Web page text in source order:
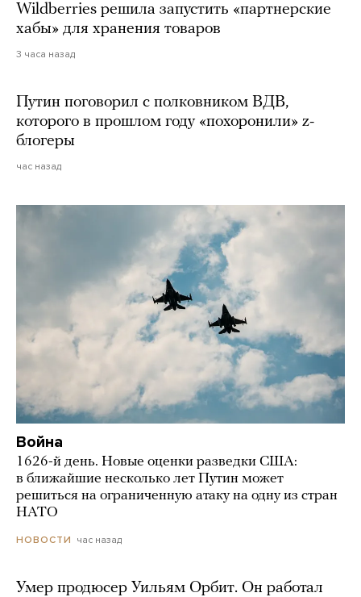
Wildberries решила запустить «партнерские
хабы» для хранения товаров
3 часа назад
Путин поговорил с полковником ВДВ,
которого в прошлом году «похоронили» z-
блогеры
час назад
Война
1626-й день. Новые оценки разведки США:
в ближайшие несколько лет Путин может
решиться на ограниченную атаку на одну из стран
НАТО
НОВОСТИ час назад
Умер продюсер Уильям Орбит. Он работал